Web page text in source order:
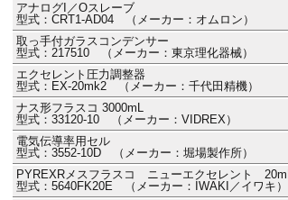
アナログI／Oスレーブ
型式：CRT1-AD04 （メーカー：オムロン）
取っ手付ガラスコンデンサー
型式：217510 （メーカー：東京理化器械）
エクセレント圧力調整器
型式：EX-20mk2 （メーカー：千代田精機）
ナス形フラスコ 3000mL
型式：33120-10 （メーカー：VIDREX）
電気伝導率用セル
型式：3552-10D （メーカー：堀場製作所）
PYREXRメスフラスコ ニューエクセレント 20mL
型式：5640FK20E （メーカー：IWAKI／イワキ）